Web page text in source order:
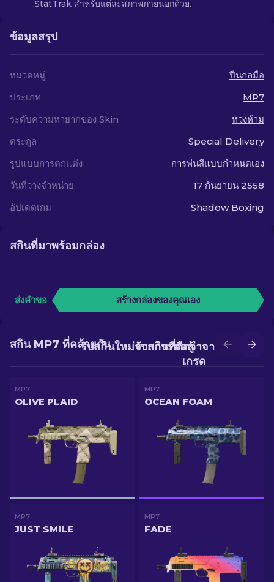
StatTrak สำหรับแต่ละสภาพภายนอกด้วย.
ข้อมูลสรุป
หมวดหมู่
ปืนกลมือ
ประเภท
MP7
ระดับความหายากของ Skin
หวงห้าม
ตระกูล
Special Delivery
รูปแบบการตกแต่ง
การพ่นสีแบบกำหนดเอง
วันที่วางจำหน่าย
17 กันยายน 2558
อัปเดตเกม
Shadow Boxing
สกินที่มาพร้อมกล่อง
ส่งคำขอ สร้างกล่องของคุณเอง
รับสกินที่ดีกว่าจากการอัป
เกรด
รับสกินใหม่จากการต่อสู้
สกิน MP7 ที่คล้ายกัน
MP7
OLIVE PLAID
MP7
OCEAN FOAM
MP7
JUST SMILE
MP7
FADE